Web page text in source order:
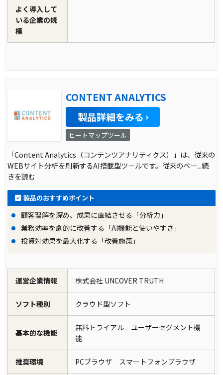
よく導入して
いる企業の規
模
CONTENT ANALYTICS
製品詳細をみる
ヒートマップツール
「Content Analytics（コンテンツアナリティクス）」は、従来の
WEBサイト分析を刷新するAI搭載型ツールです。従来のペー...続
きを読む
製品のおすすめポイント
顧客理解を深め、成果に直結させる「分析力」
業務効率を劇的に改善する「AI機能と使いやすさ」
投資対効果を最大化する「改善施策」
運営企業情報 株式会社 UNCOVER TRUTH
ソフト種別 クラウド型ソフト
基本的な機能
無料トライアル ユーザーセグメント機
能
推奨環境 PCブラウザ スマートフォンブラウザ